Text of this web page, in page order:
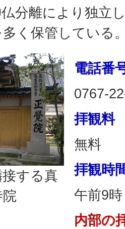
分離により独立
く保管している
する真
電話番
0767-
拝観料
無料
拝観時
午前9
内部の